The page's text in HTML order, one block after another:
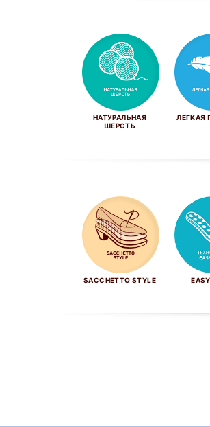
НАТУРАЛЬНАЯ
ШЕРСТЬ
ЛЕГКАЯ
SACCHETTO STYLE